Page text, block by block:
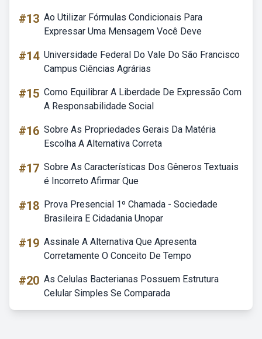
#13 Ao Utilizar Fórmulas Condicionais Para
Expressar Uma Mensagem Você Deve
#14 Universidade Federal Do Vale Do São Francisco
Campus Ciências Agrárias
#15 Como Equilibrar A Liberdade De Expressão Com
A Responsabilidade Social
#16 Sobre As Propriedades Gerais Da Matéria
Escolha A Alternativa Correta
#17 Sobre As Características Dos Gêneros Textuais
é Incorreto Afirmar Que
#18 Prova Presencial 1º Chamada - Sociedade
Brasileira E Cidadania Unopar
#19 Assinale A Alternativa Que Apresenta
Corretamente O Conceito De Tempo
#20 As Celulas Bacterianas Possuem Estrutura
Celular Simples Se Comparada